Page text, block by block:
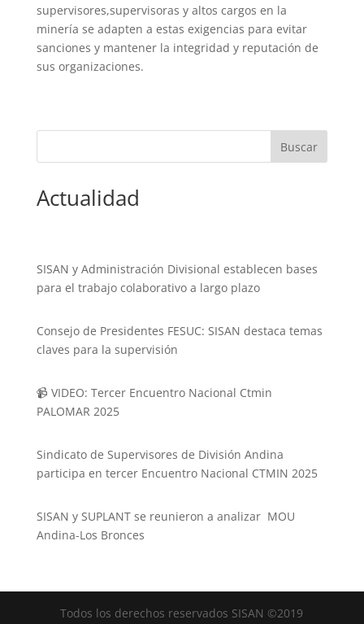
supervisores,supervisoras y altos cargos en la
minería se adapten a estas exigencias para evitar
sanciones y mantener la integridad y reputación de
sus organizaciones.
Actualidad
SISAN y Administración Divisional establecen bases
para el trabajo colaborativo a largo plazo
Consejo de Presidentes FESUC: SISAN destaca temas
claves para la supervisión
📹 VIDEO: Tercer Encuentro Nacional Ctmin
PALOMAR 2025
Sindicato de Supervisores de División Andina
participa en tercer Encuentro Nacional CTMIN 2025
SISAN y SUPLANT se reunieron a analizar MOU
Andina-Los Bronces
Todos los derechos reservados SISAN ©2019